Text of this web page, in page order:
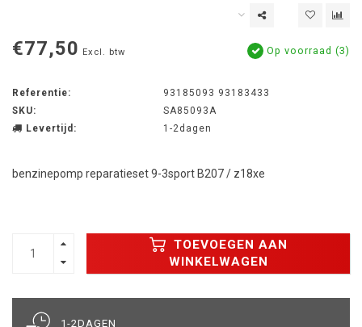
€77,50 Excl. btw Op voorraad (3)
Referentie:
93185093 93183433
SKU:
SA85093A
Levertijd:
1-2dagen
benzinepomp reparatieset 9-3sport B207 / z18xe
TOEVOEGEN AAN
WINKELWAGEN
1-2DAGEN